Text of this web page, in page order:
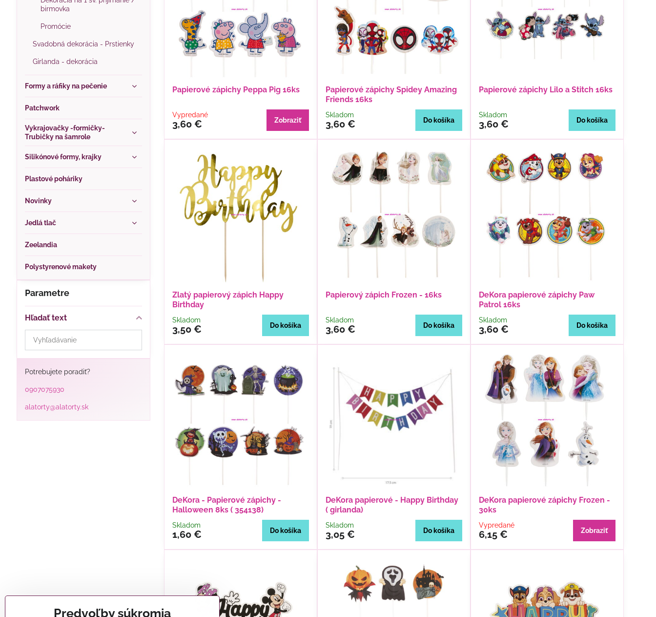
Papierové zápichy Peppa Pig 16ks
Vypredané
3,60 € Zobraziť
Papierové zápichy Spidey Amazing
Friends 16ks
Skladom
3,60 € Do košíka
Papierové zápichy Lilo a Stitch 16ks
Skladom
3,60 € Do košíka
Zlatý papierový zápich Happy
Birthday
Skladom
3,50 € Do košíka
Papierový zápich Frozen - 16ks
Skladom
3,60 € Do košíka
DeKora papierové zápichy Paw
Patrol 16ks
Skladom
3,60 € Do košíka
DeKora - Papierové zápichy -
Halloween 8ks ( 354138)
Skladom
1,60 € Do košíka
DeKora papierové - Happy Birthday
( girlanda)
Skladom
3,05 € Do košíka
DeKora papierové zápichy Frozen -
30ks
Vypredané
6,15 € Zobraziť
Parametre
Hľadať text
Prehľadať
výsledky
filtra
fulltextom
Potrebujete poradiť?
0907075930
alatorty@alatorty.sk
birmovka
Promócie
Svadobná dekorácia - Prstienky
Girlanda - dekorácia
Formy a ráfiky na pečenie
Patchwork
Vykrajovačky -formičky-
Trubičky na šamrole
Silikónové formy, krajky
Plastové poháriky
Novinky
Jedlá tlač
Zeelandia
Polystyrenové makety
Predvoľby súkromia